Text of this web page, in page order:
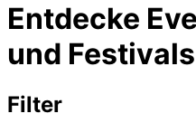
Hilfe für Teilnehmer Ich
LoginEvent
Entdecke
und
Filter